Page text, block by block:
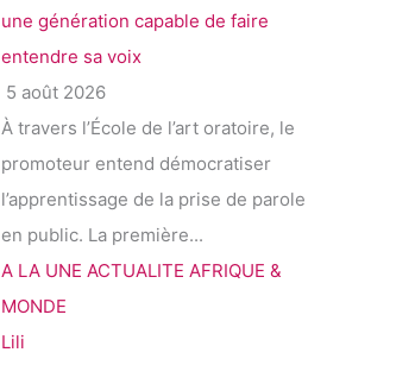
une génération capable de faire
entendre sa voix
5 août 2026
À travers l’École de l’art oratoire, le
promoteur entend démocratiser
l’apprentissage de la prise de parole
en public. La première...
A LA UNE ACTUALITE AFRIQUE &
MONDE
Lili